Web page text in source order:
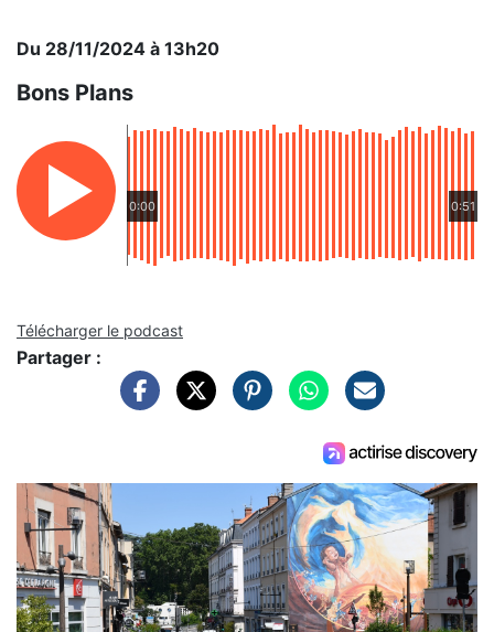
Du 28/11/2024 à 13h20
Bons Plans
0:00 0:51
Télécharger le podcast
Partager :